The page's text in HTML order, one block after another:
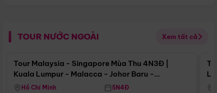
TOUR NƯỚC NGOÀI Xem tất cả
Điểm nổi bật
Tour Malaysia - Singapore Mùa Thu 4N3Đ |
Kuala Lumpur - Malacca - Johor Baru -
Singapore
Hồ Chí Minh 5N4Đ